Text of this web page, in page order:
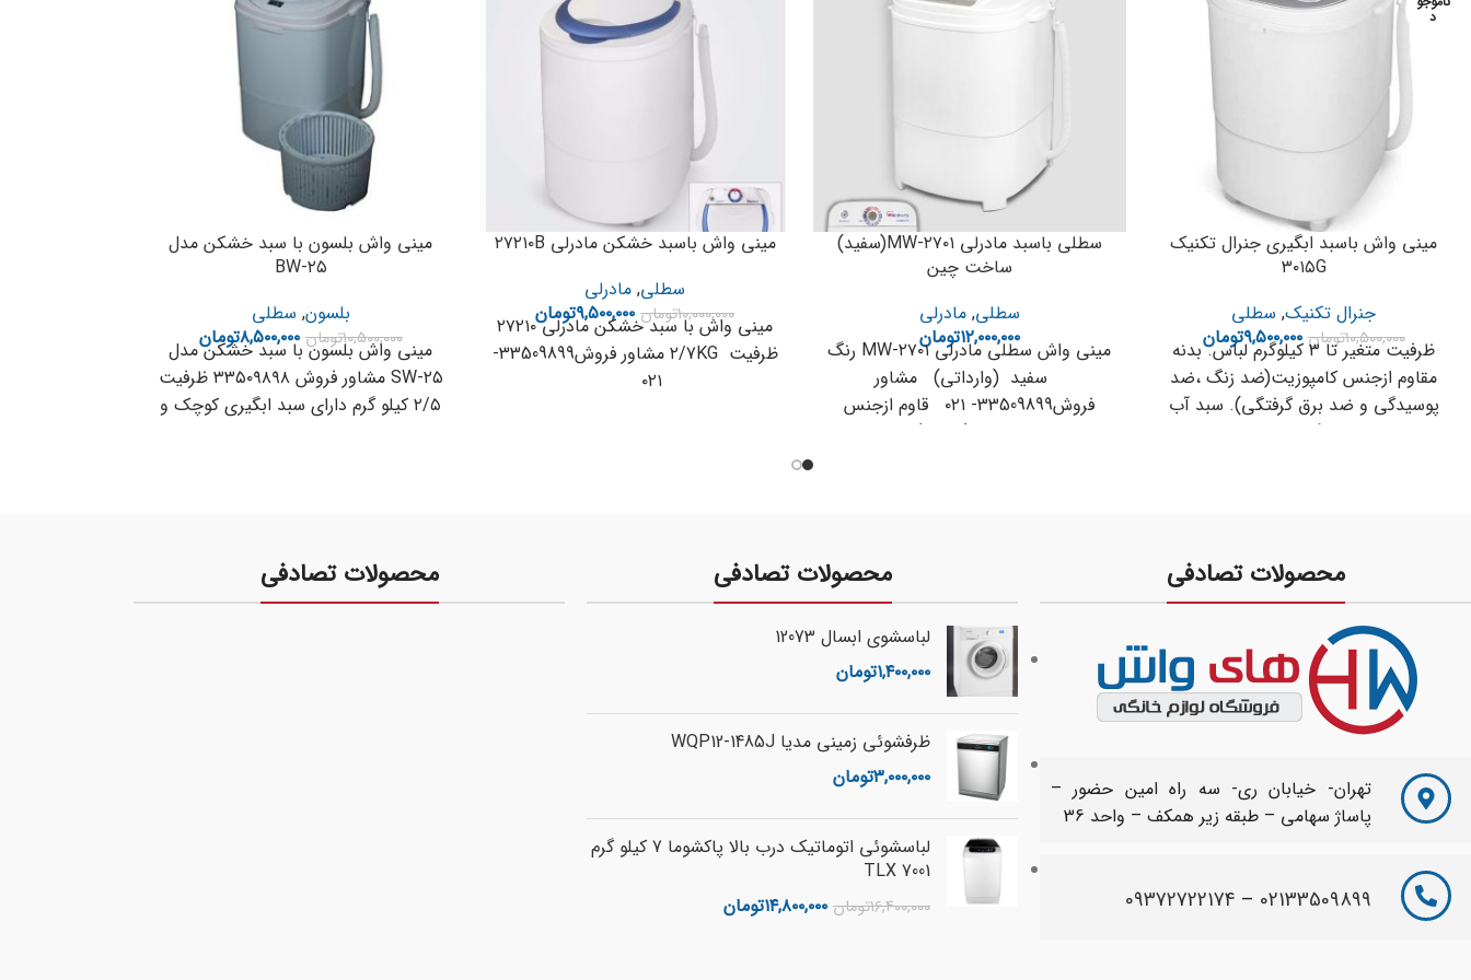
د
مینی واش باسبد ابگیری جنرال تکنیک
۳۰۱۵G
جنرال تکنیک, سطلی
۱۰,۵۰۰,۰۰۰تومان ۹,۵۰۰,۰۰۰تومان
ظرفیت متغیر تا ۳ کیلوگرم لباس. بدنه
مقاوم ازجنس کامپوزیت(ضد زنگ ،ضد
پوسیدگی و ضد برق گرفتگی). سبد آب
گیری
سطلی باسبد مادرلی MW-۲۷۰۱(سفید)
ساخت چین
سطلی,مادرلی
۱۲,۰۰۰,۰۰۰تومان
مینی واش سطلی مادرلی MW-۲۷۰۱ رنگ
سفید (وارداتی) مشاور
فروش33509899- ۰۲۱ قاوم ازجنس
کامپوزیت (ضد زنگ ،
مینی واش باسبد خشکن مادرلی ۲۷۲۱۰B
سطلی, مادرلی
۱۰,۰۰۰,۰۰۰تومان ۹,۵۰۰,۰۰۰تومانمینی واش با سبد خشکن مادرلی ۲۷۲۱۰
ظرفیت ۲/7KG مشاور فروش33509899-
۰۲۱
مینی واش بلسون با سبد خشکن مدل
BW-۲۵
بلسون, سطلی
۱۰,۵۰۰,۰۰۰تومان ۸,۵۰۰,۰۰۰تومان
مینی واش بلسون با سبد خشکن مدل
SW-۲۵ مشاور فروش ۳۳۵۰۹۸۹۸ ظرفیت
۲/۵ کیلو گرم دارای سبد ابگیری کوچک و
محصولات تصادفی
تهران- خیابان ری- سه راه امین حضور –
پاساژ سهامی – طبقه زیر همکف – واحد 36
02133509899
–
09372722174
محصولات تصادفی
لباسشوی ابسال 12073
۱,۴۰۰,۰۰۰تومان
ظرفشوئی زمینی مدیا WQP12-1485J
۳,۰۰۰,۰۰۰تومان
لباسشوئی اتوماتیک درب بالا پاکشوما 7 کیلو گرم
TLX 7001
۱۶,۴۰۰,۰۰۰تومان ۱۴,۸۰۰,۰۰۰تومان
محصولات تصادفی